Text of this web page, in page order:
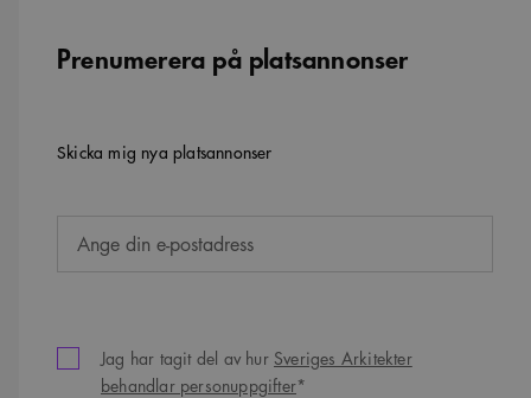
Prenumerera på platsannonser
Skicka mig nya platsannonser
Jag har tagit del av hur Sveriges Arkitekter
behandlar personuppgifter*